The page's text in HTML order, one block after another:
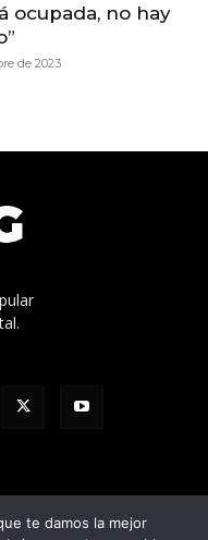
ocupada, no hay
de 2023
te damos la mejor